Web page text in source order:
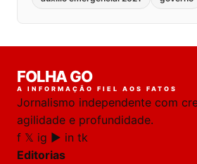
FOLHA GO
A INFORMAÇÃO FIEL AOS FATOS
Jornalismo independente com
agilidade e profundidade.
f 𝕏 ig ▶ in tk
Editorias